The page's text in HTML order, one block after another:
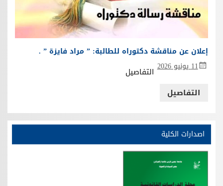
إعلان عن مناقشة دكتوراه للطالبة: ” مراد فايزة ” .
11 يونيو 2026
التفاصيل
التفاصيل
اصدارات الكلية